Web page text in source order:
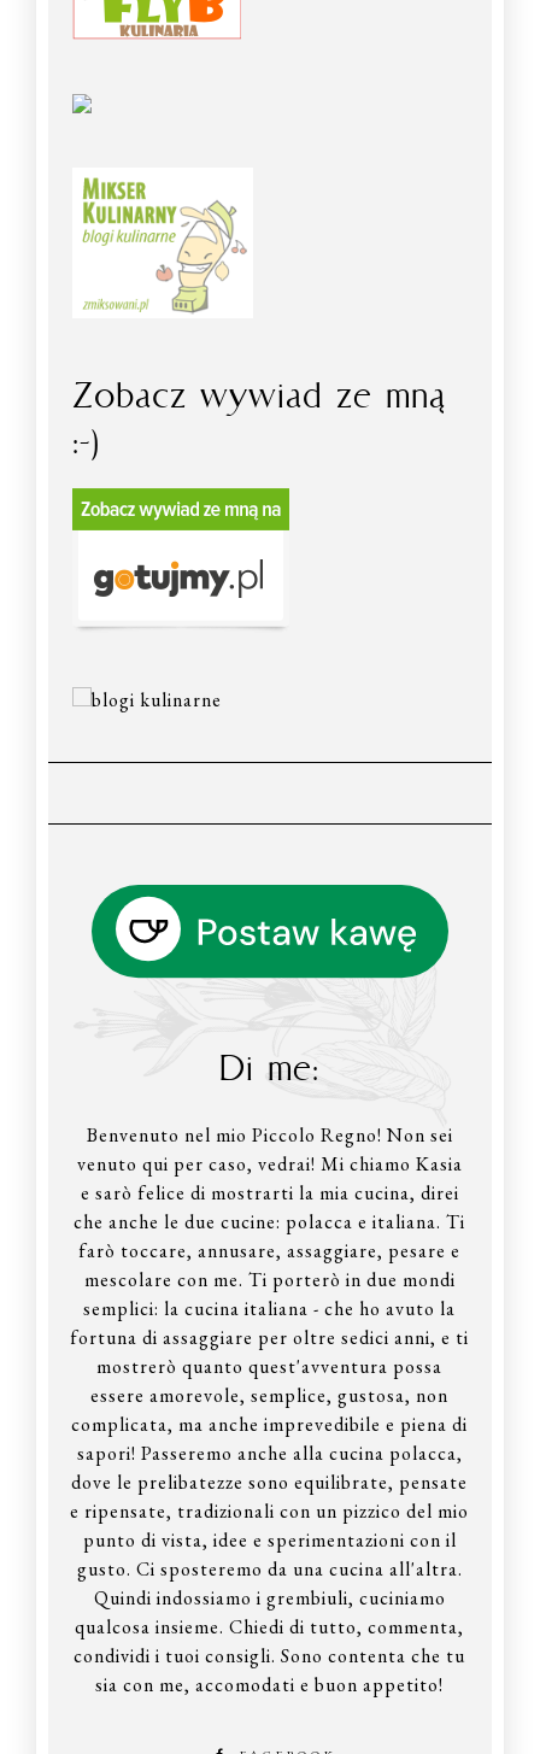
Zobacz wywiad ze mną
:-)
Di me:
Benvenuto nel mio Piccolo Regno! Non sei
venuto qui per caso, vedrai! Mi chiamo Kasia
e sarò felice di mostrarti la mia cucina, direi
che anche le due cucine: polacca e italiana. Ti
farò toccare, annusare, assaggiare, pesare e
mescolare con me. Ti porterò in due mondi
semplici: la cucina italiana - che ho avuto la
fortuna di assaggiare per oltre sedici anni, e ti
mostrerò quanto quest'avventura possa
essere amorevole, semplice, gustosa, non
complicata, ma anche imprevedibile e piena di
sapori! Passeremo anche alla cucina polacca,
dove le prelibatezze sono equilibrate, pensate
e ripensate, tradizionali con un pizzico del mio
punto di vista, idee e sperimentazioni con il
gusto. Ci sposteremo da una cucina all'altra.
Quindi indossiamo i grembiuli, cuciniamo
qualcosa insieme. Chiedi di tutto, commenta,
condividi i tuoi consigli. Sono contenta che tu
sia con me, accomodati e buon appetito!